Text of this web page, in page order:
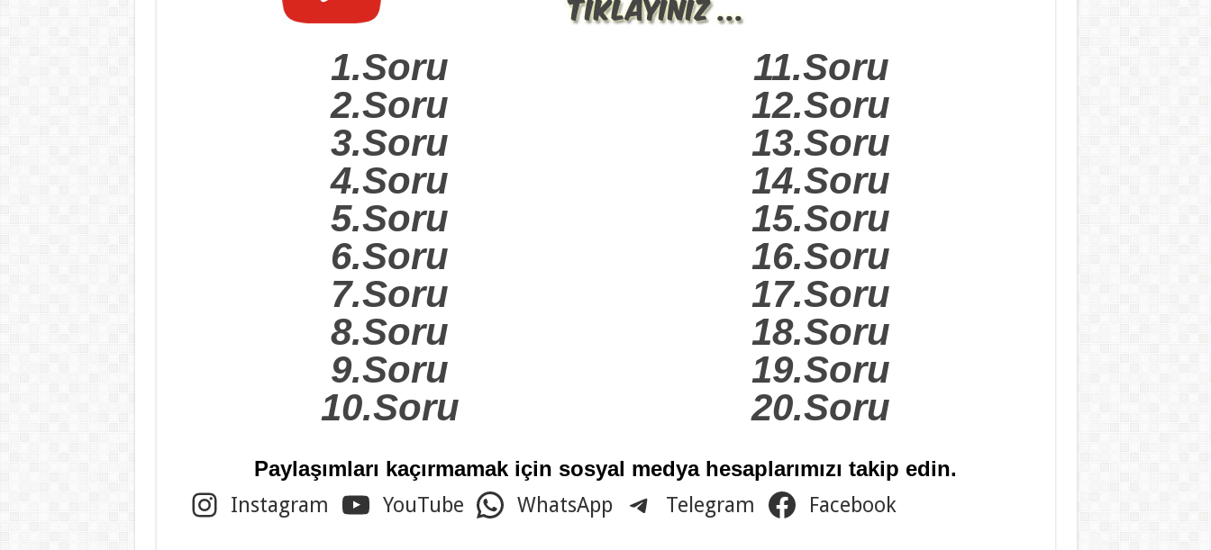
1.Soru
2.Soru
3.Soru
4.Soru
5.Soru
6.Soru
7.Soru
8.Soru
9.Soru
10.Soru
11.Soru
12.Soru
13.Soru
14.Soru
15.Soru
16.Soru
17.Soru
18.Soru
19.Soru
20.Soru
Paylaşımları kaçırmamak için sosyal medya hesaplarımızı takip edin.
Instagram YouTube WhatsApp Telegram Facebook